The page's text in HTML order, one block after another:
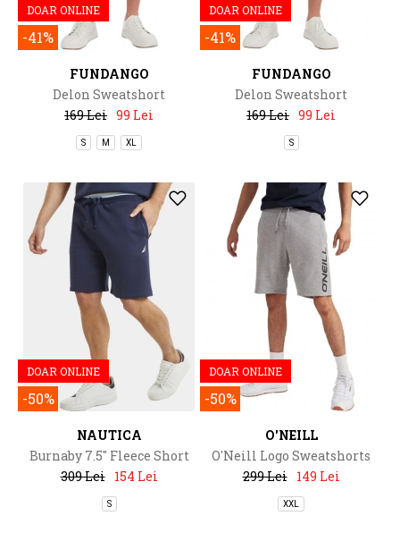
DOAR ONLINE
-41%
FUNDANGO
Delon Sweatshort
169 Lei 99 Lei
S M XL
DOAR ONLINE
-41%
FUNDANGO
Delon Sweatshort
169 Lei 99 Lei
S
DOAR ONLINE
-50%
NAUTICA
Burnaby 7.5" Fleece Short
309 Lei
154 Lei
S
DOAR ONLINE
-50%
O'NEILL
O'Neill Logo Sweatshorts
299 Lei
149 Lei
XXL